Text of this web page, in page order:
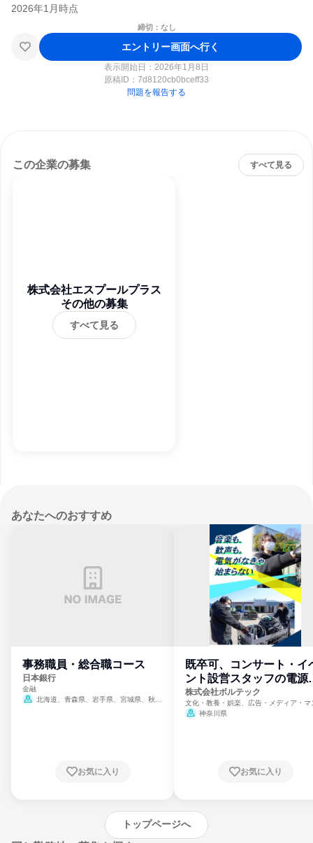
締切：なし
エントリー画面へ行く
表示開始日：2026年1月8日
原稿ID： 7d8120cb0bceff33
問題を報告する
この企業の募集 すべて見る
株式会社エスプールプラス
その他の募集
すべて見る
あなたへのおすすめ
事務職員・総合職コース
日本銀行
金融
北海道、青森県、岩手県、宮城県、秋田
崎県、熊本県、大分県、宮崎県、鹿児島県、
お気に入り
既卒可、コンサート・イ
ント設営スタッフの電源
門
株式会社ボルテック
文化・教養・娯楽、広告・メディア・マ
ミ、電力・ガス・水道・エネルギー
神奈川県
お気に入り
トップページへ